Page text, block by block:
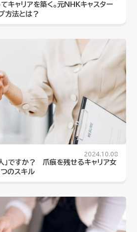
てキャリアを築く。元NHKキャスター
方法とは？
2024.10.08
」ですか？ 爪痕を残せるキャリア女
のスキル